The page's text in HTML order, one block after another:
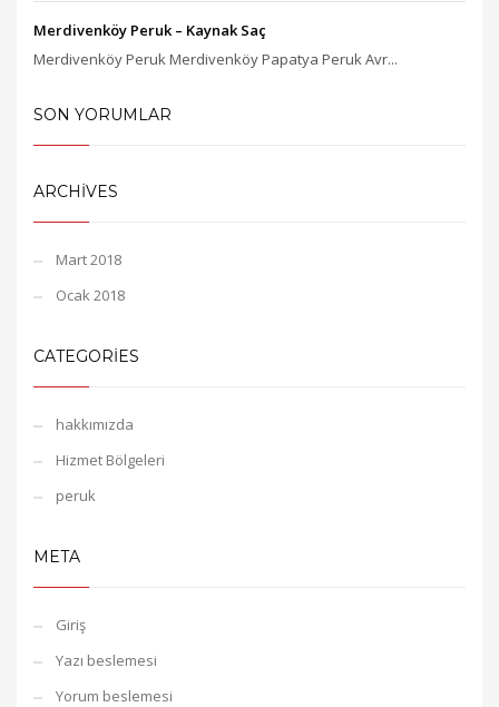
Merdivenköy Peruk – Kaynak Saç
Merdivenköy Peruk Merdivenköy Papatya Peruk Avr...
SON YORUMLAR
ARCHIVES
Mart 2018
Ocak 2018
CATEGORIES
hakkımızda
Hizmet Bölgeleri
peruk
META
Giriş
Yazı beslemesi
Yorum beslemesi